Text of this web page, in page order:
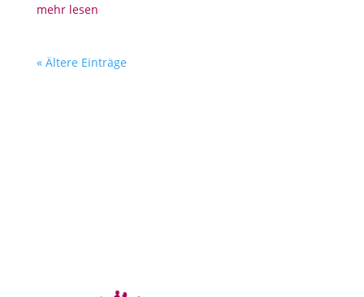
mehr lesen
« Ältere Einträge